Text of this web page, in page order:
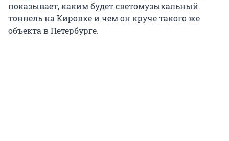
показывает, каким будет светомузыкальный
тоннель на Кировке и чем он круче такого же
объекта в Петербурге.